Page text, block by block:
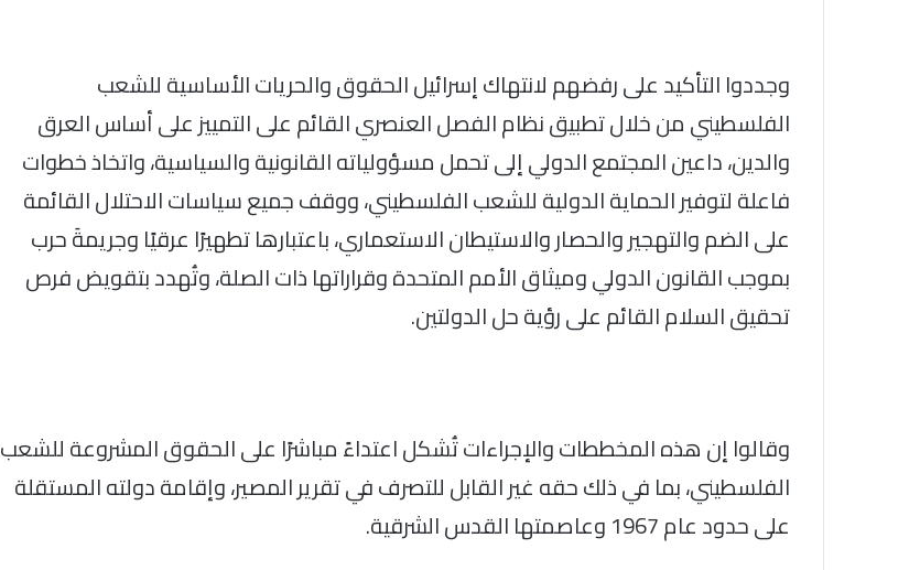
وجددوا التأكيد على رفضهم لانتهاك إسرائيل الحقوق والحريات الأساسية للشعب
الفلسطيني من خلال تطبيق نظام الفصل العنصري القائم على التمييز على أساس العرق
والدين، داعين المجتمع الدولي إلى تحمل مسؤولياته القانونية والسياسية، واتخاذ خطوات
فاعلة لتوفير الحماية الدولية للشعب الفلسطيني، ووقف جميع سياسات الاحتلال القائمة
على الضم والتهجير والحصار والاستيطان الاستعماري، باعتبارها تطهيرًا عرقيًا وجريمةَ حرب
بموجب القانون الدولي وميثاق الأمم المتحدة وقراراتها ذات الصلة، وتُهدد بتقويض فرص
تحقيق السلام القائم على رؤية حل الدولتين.
وقالوا إن هذه المخططات والإجراءات تُشكل اعتداءً مباشرًا على الحقوق المشروعة للشعب
الفلسطيني، بما في ذلك حقه غير القابل للتصرف في تقرير المصير، وإقامة دولته المستقلة
على حدود عام 1967 وعاصمتها القدس الشرقية.